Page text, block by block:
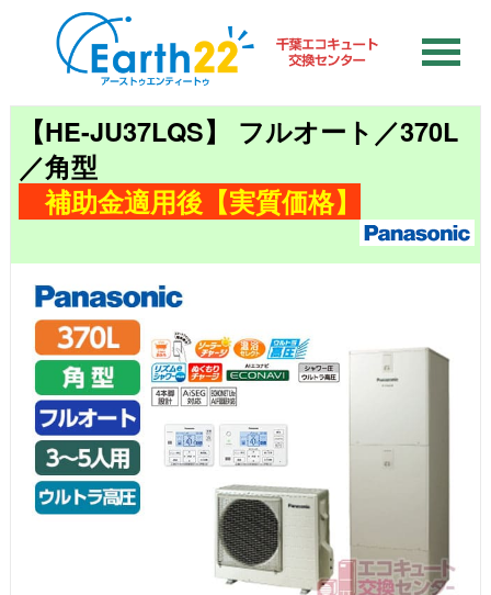
【HE-JU37LQS】 フルオート／370L
／角型
補助金適用後【実質価格】